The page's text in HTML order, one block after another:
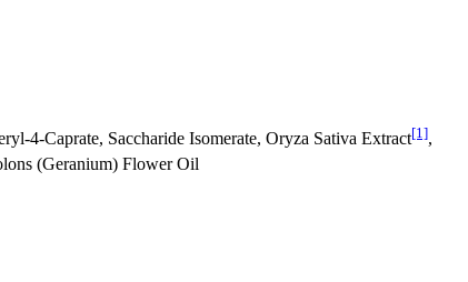
4-Caprate, Saccharide Isomerate, Oryza Sativa Extract[1],
(Geranium) Flower Oil